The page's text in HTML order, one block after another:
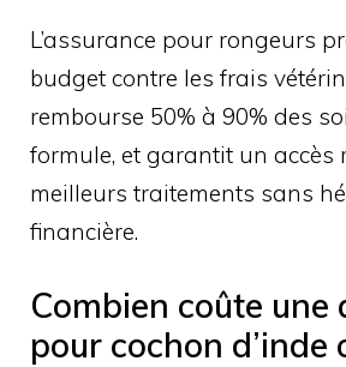
L’assurance pour rongeurs
budget contre les frais
rembourse 50% à 90% des
formule, et garantit un accès
meilleurs traitements sans
financière.
Combien coûte une
pour cochon d’inde